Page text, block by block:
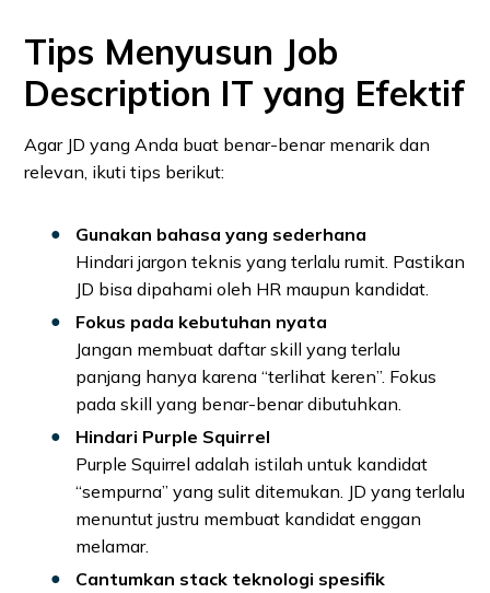
Tips Menyusun Job
Description IT yang Efektif
Agar JD yang Anda buat benar-benar menarik dan
relevan, ikuti tips berikut:
Gunakan bahasa yang sederhana
Hindari jargon teknis yang terlalu rumit. Pastikan
JD bisa dipahami oleh HR maupun kandidat.
Fokus pada kebutuhan nyata
Jangan membuat daftar skill yang terlalu
panjang hanya karena “terlihat keren”. Fokus
pada skill yang benar-benar dibutuhkan.
Hindari Purple Squirrel
Purple Squirrel adalah istilah untuk kandidat
“sempurna” yang sulit ditemukan. JD yang terlalu
menuntut justru membuat kandidat enggan
melamar.
Cantumkan stack teknologi spesifik